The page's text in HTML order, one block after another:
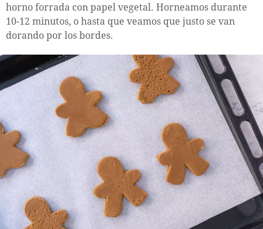
horno forrada con papel vegetal. Horneamos durante
10-12 minutos, o hasta que veamos que justo se van
dorando por los bordes.